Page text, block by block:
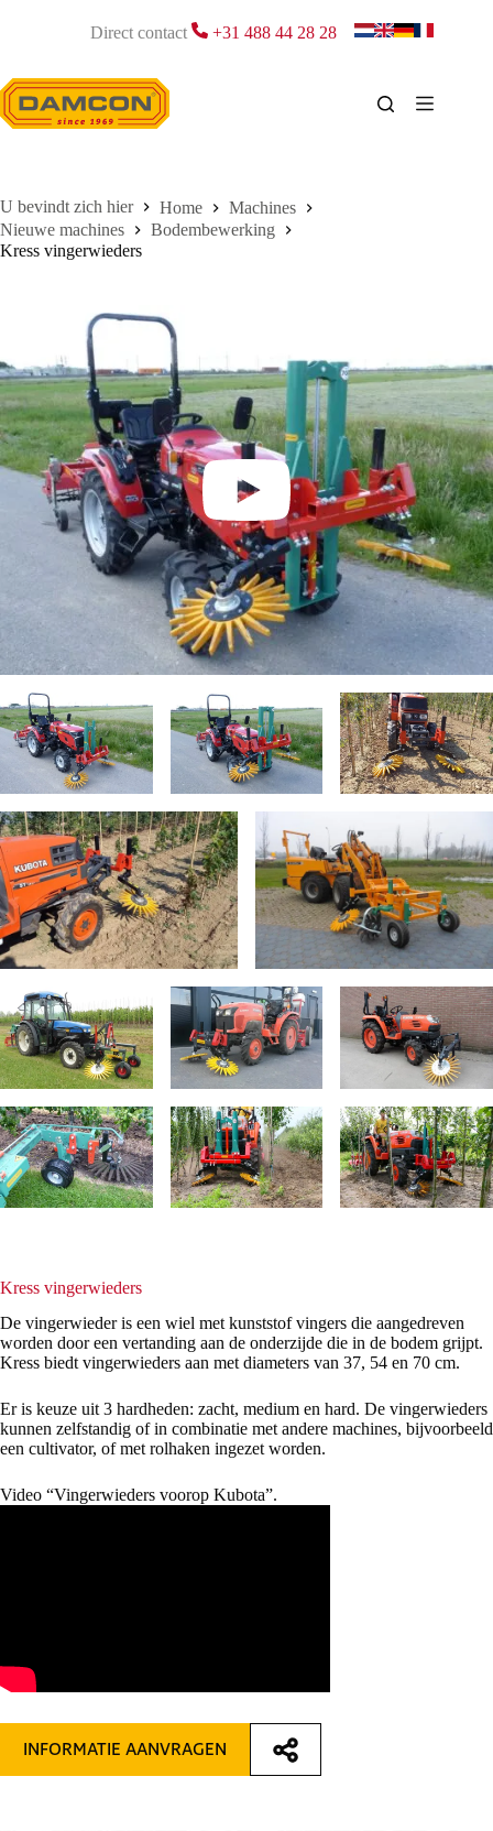
Direct contact +31 488 44 28 28
Home
Machines
Nieuwe machines
Bodembewerking
Kress vingerwieders
Kress vingerwieders
De vingerwieder is een wiel met kunststof vingers die aangedreven
worden door een vertanding aan de onderzijde die in de bodem grijpt.
Kress biedt vingerwieders aan met diameters van 37, 54 en 70 cm.
Er is keuze uit 3 hardheden: zacht, medium en hard. De vingerwieders
kunnen zelfstandig of in combinatie met andere machines, bijvoorbeeld
een cultivator, of met rolhaken ingezet worden.
Video “Vingerwieders voorop Kubota”.
INFORMATIE AANVRAGEN